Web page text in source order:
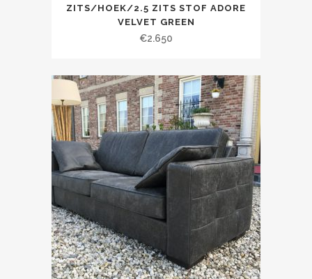
ZITS/HOEK/2.5 ZITS STOF ADORE
VELVET GREEN
€2.650